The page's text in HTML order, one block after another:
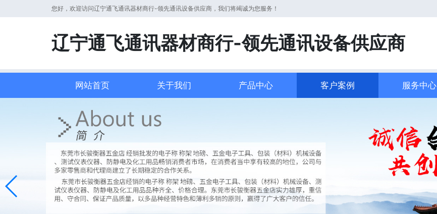
您好，欢迎访问辽宁通飞通讯器材商行-领先通讯设备供应商，我们将竭诚为您服务！
辽宁通飞通讯器材商行-领先通讯设备供应商
网站首页 关于我们 产品中心 客户案例 服务中心